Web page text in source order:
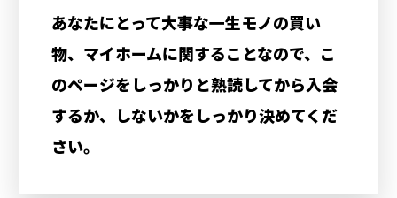
あなたにとって大事な一生モノの買い
物、マイホームに関することなので、こ
のページをしっかりと熟読してから入会
するか、しないかをしっかり決めてくだ
さい。